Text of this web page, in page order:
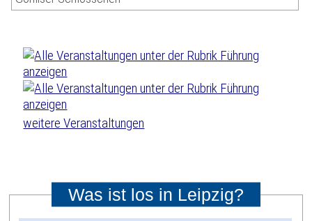
weitere Veranstaltungen
Was ist los in Leipzig?